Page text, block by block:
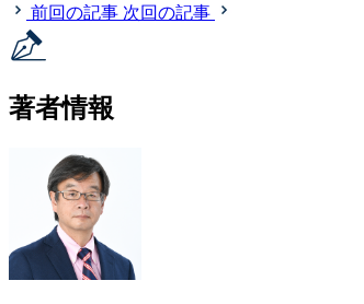
前回の記事 次回の記事
著者情報